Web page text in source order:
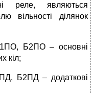
являються
вільності ділянок
Б2ПО – основні
кіл;
Б2ПД – додаткові